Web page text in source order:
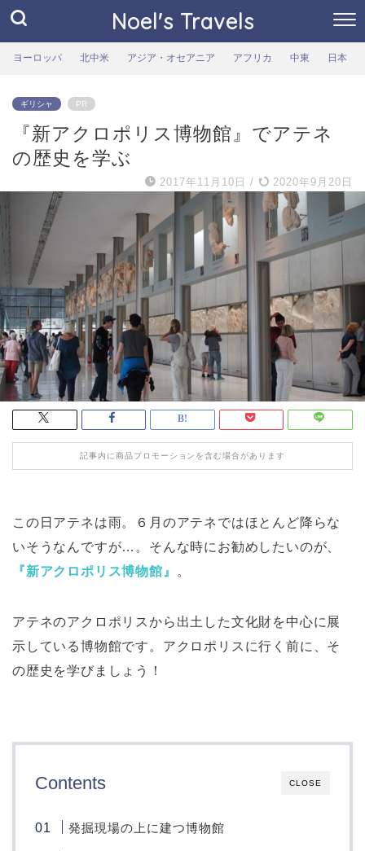
Noel's Travels
ヨーロッパ 北中米 アジア・オセアニア アフリカ 中東 日本
ギリシャ PR
『新アクロポリス博物館』でアテネ
の歴史を学ぶ
2017年11月10日 / 2020年9月20日
記事内に商品プロモーションを含む場合があります
この日アテネは雨。６月のアテネではほとんど降らな
いそうなんですが…。そんな時にお勧めしたいのが、
『新アクロポリス博物館』
。
アテネのアクロポリスから出土した文化財を中心に展
示している博物館です。アクロポリスに行く前に、そ
の歴史を学びましょう！
CLOSE
Contents
発掘現場の上に建つ博物館